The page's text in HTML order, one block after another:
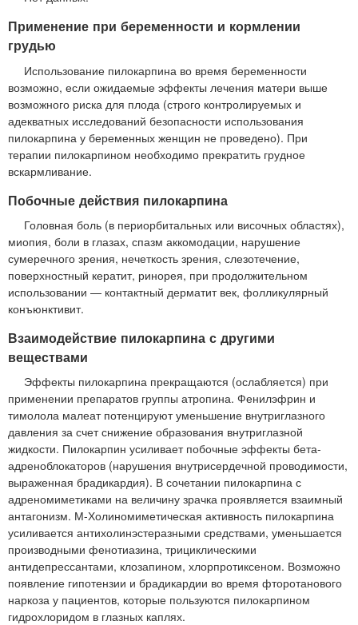
Применение при беременности и кормлении
грудью
Использование пилокарпина во время беременности
возможно, если ожидаемые эффекты лечения матери выше
возможного риска для плода (строго контролируемых и
адекватных исследований безопасности использования
пилокарпина у беременных женщин не проведено). При
терапии пилокарпином необходимо прекратить грудное
вскармливание.
Побочные действия пилокарпина
Головная боль (в периорбитальных или височных областях),
миопия, боли в глазах, спазм аккомодации, нарушение
сумеречного зрения, нечеткость зрения, слезотечение,
поверхностный кератит, ринорея, при продолжительном
использовании — контактный дерматит век, фолликулярный
конъюнктивит.
Взаимодействие пилокарпина с другими
веществами
Эффекты пилокарпина прекращаются (ослабляется) при
применении препаратов группы атропина. Фенилэфрин и
тимолола малеат потенцируют уменьшение внутриглазного
давления за счет снижение образования внутриглазной
жидкости. Пилокарпин усиливает побочные эффекты бета-
адреноблокаторов (нарушения внутрисердечной проводимости,
выраженная брадикардия). В сочетании пилокарпина с
адреномиметиками на величину зрачка проявляется взаимный
антагонизм. М-Холиномиметическая активность пилокарпина
усиливается антихолинэстеразными средствами, уменьшается
производными фенотиазина, трициклическими
антидепрессантами, клозапином, хлорпротиксеном. Возможно
появление гипотензии и брадикардии во время фторотанового
наркоза у пациентов, которые пользуются пилокарпином
гидрохлоридом в глазных каплях.